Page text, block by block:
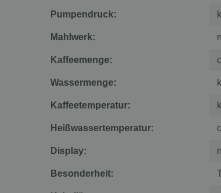
Pumpendruck:
Mahlwerk:
Kaffeemenge:
Wassermenge:
Kaffeetemperatur:
Heißwassertemperatur:
Display:
Besonderheit: